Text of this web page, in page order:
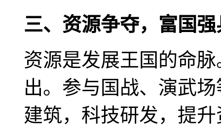
三、资源争夺，富国强
资源是发展王国的命
出。参与国战、演武
建筑，科技研发，提